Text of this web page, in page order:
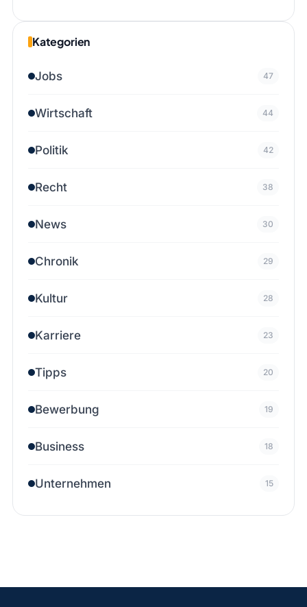
Kategorien
Jobs 47
Wirtschaft 44
Politik 42
Recht 38
News 30
Chronik 29
Kultur 28
Karriere 23
Tipps 20
Bewerbung 19
Business 18
Unternehmen 15